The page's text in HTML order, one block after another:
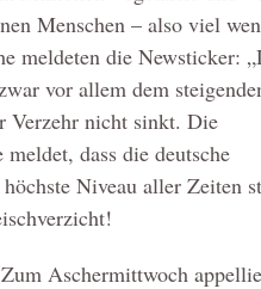
Menschen – also viel
meldeten die Newsticker:
vor allem dem
Verzehr nicht sinkt. Die
dass die deutsche
Niveau aller Zeiten
Aschermittwoch